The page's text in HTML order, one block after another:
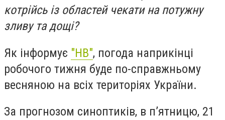
котрійсь із областей чекати на потужну
зливу та дощі?
Як інформує "НВ", погода наприкінці
робочого тижня буде по-справжньому
весняною на всіх територіях України.
За прогнозом синоптиків, в п’ятницю, 21